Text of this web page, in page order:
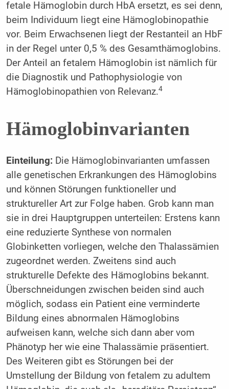
fetale Hämoglobin durch HbA ersetzt, es sei denn,
beim Individuum liegt eine Hämoglobinopathie
vor. Beim Erwachsenen liegt der Restanteil an HbF
in der Regel unter 0,5 % des Gesamthämoglobins.
Der Anteil an fetalem Hämoglobin ist nämlich für
die Diagnostik und Pathophysiologie von
Hämoglobinopathien von Relevanz.4
Hämoglobinvarianten
Einteilung:Die Hämoglobinvarianten umfassen
alle genetischen Erkrankungen des Hämoglobins
und können Störungen funktioneller und
struktureller Art zur Folge haben. Grob kann man
sie in drei Hauptgruppen unterteilen: Erstens kann
eine reduzierte Synthese von normalen
Globinketten vorliegen, welche den Thalassämien
zugeordnet werden. Zweitens sind auch
strukturelle Defekte des Hämoglobins bekannt.
Überschneidungen zwischen beiden sind auch
möglich, sodass ein Patient eine verminderte
Bildung eines abnormalen Hämoglobins
aufweisen kann, welche sich dann aber vom
Phänotyp her wie eine Thalassämie präsentiert.
Des Weiteren gibt es Störungen bei der
Umstellung der Bildung von fetalem zu adultem